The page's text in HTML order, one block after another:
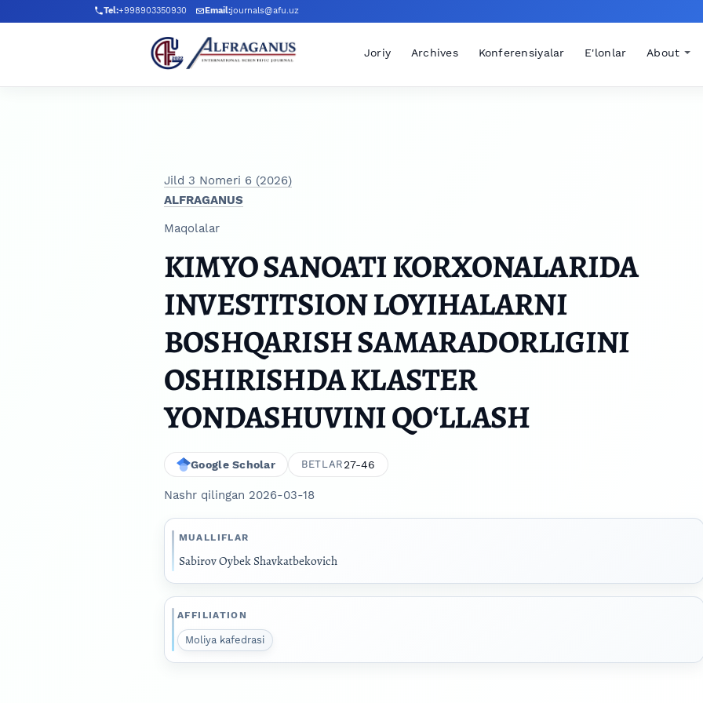
Skip to main navigation menu
Skip to main content
Skip to site footer
Tel:+998903350930 Email:journals@afu.uz
Joriy Archives Konferensiyalar E'lonlar About
Jild 3 Nomeri 6 (2026)
ALFRAGANUS
Maqolalar
KIMYO SANOATI KORXONALARIDA
INVESTITSION LOYIHALARNI
BOSHQARISH SAMARADORLIGINI
OSHIRISHDA KLASTER
YONDASHUVINI QOʻLLASH
Google Scholar BETLAR27-46
Nashr qilingan 2026-03-18
MUALLIFLAR
Sabirov Oybek Shavkatbekovich
AFFILIATION
Moliya kafedrasi